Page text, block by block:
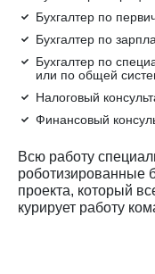
Бухгалтер по
Бухгалтер по
Бухгалтер по
или по общей
Налоговый
Финансовый
Всю работу
роботизированные
проекта, который
курирует работу